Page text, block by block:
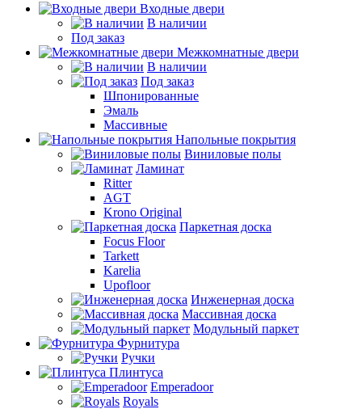
Входные двери
В наличии
Под заказ
Межкомнатные двери
В наличии
Под заказ
Шпонированные
Эмаль
Массивные
Напольные покрытия
Виниловые полы
Ламинат
Ritter
AGT
Krono Original
Паркетная доска
Focus Floor
Tarkett
Karelia
Upofloor
Инженерная доска
Массивная доска
Модульный паркет
Фурнитура
Ручки
Плинтуса
Emperadoor
Royals